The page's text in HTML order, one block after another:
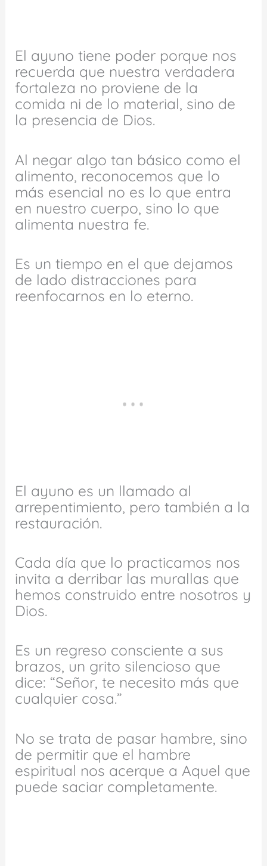
El ayuno tiene poder porque nos
recuerda que nuestra verdadera
fortaleza no proviene de la
comida ni de lo material, sino de
la presencia de Dios.
Al negar algo tan básico como el
alimento, reconocemos que lo
más esencial no es lo que entra
en nuestro cuerpo, sino lo que
alimenta nuestra fe.
Es un tiempo en el que dejamos
de lado distracciones para
reenfocarnos en lo eterno.
El ayuno es un llamado al
arrepentimiento, pero también a la
restauración.
Cada día que lo practicamos nos
invita a derribar las murallas que
hemos construido entre nosotros y
Dios.
Es un regreso consciente a sus
brazos, un grito silencioso que
dice: “Señor, te necesito más que
cualquier cosa.”
No se trata de pasar hambre, sino
de permitir que el hambre
espiritual nos acerque a Aquel que
puede saciar completamente.